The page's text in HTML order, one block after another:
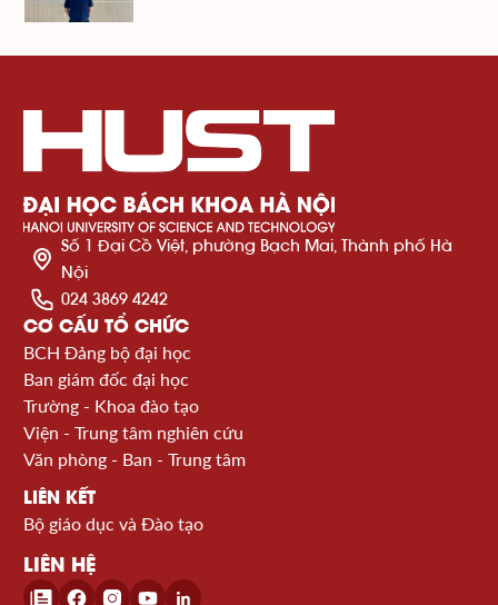
Số 1 Đại Cồ Việt, phường Bạch Mai, Thành phố Hà
Nội
024 3869 4242
CƠ CẤU TỔ CHỨC
BCH Đảng bộ đại học
Ban giám đốc đại học
Trường - Khoa đào tạo
Viện - Trung tâm nghiên cứu
Văn phòng - Ban - Trung tâm
LIÊN KẾT
Bộ giáo dục và Đào tạo
LIÊN HỆ